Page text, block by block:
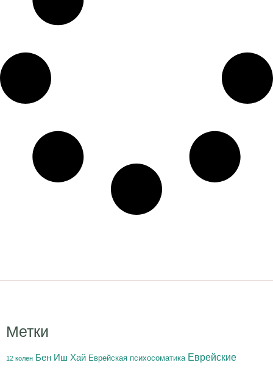
Метки
12 колен Бен Иш Хай Еврейская психосоматика Еврейские